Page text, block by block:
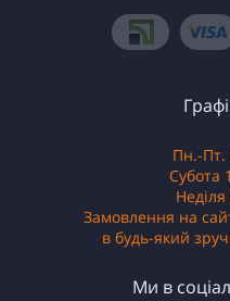
Пн.-Пт.
Субота
Замовлення на
в будь-який
Ми в